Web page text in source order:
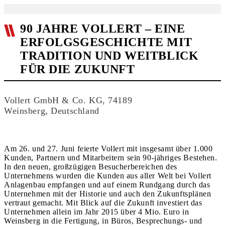
90 JAHRE VOLLERT – EINE
ERFOLGSGESCHICHTE MIT
TRADITION UND WEITBLICK
FÜR DIE ZUKUNFT
Vollert GmbH & Co. KG, 74189
Weinsberg, Deutschland
Am 26. und 27. Juni feierte Vollert mit insgesamt über 1.000
Kunden, Partnern und Mitarbeitern sein 90-jähriges Bestehen.
In den neuen, großzügigen Besucherbereichen des
Unternehmens wurden die Kunden aus aller Welt bei Vollert
Anlagenbau empfangen und auf einem Rundgang durch das
Unternehmen mit der Historie und auch den Zukunftsplänen
vertraut gemacht. Mit Blick auf die Zukunft investiert das
Unternehmen allein im Jahr 2015 über 4 Mio. Euro in
Weinsberg in die Fertigung, in Büros, Besprechungs- und